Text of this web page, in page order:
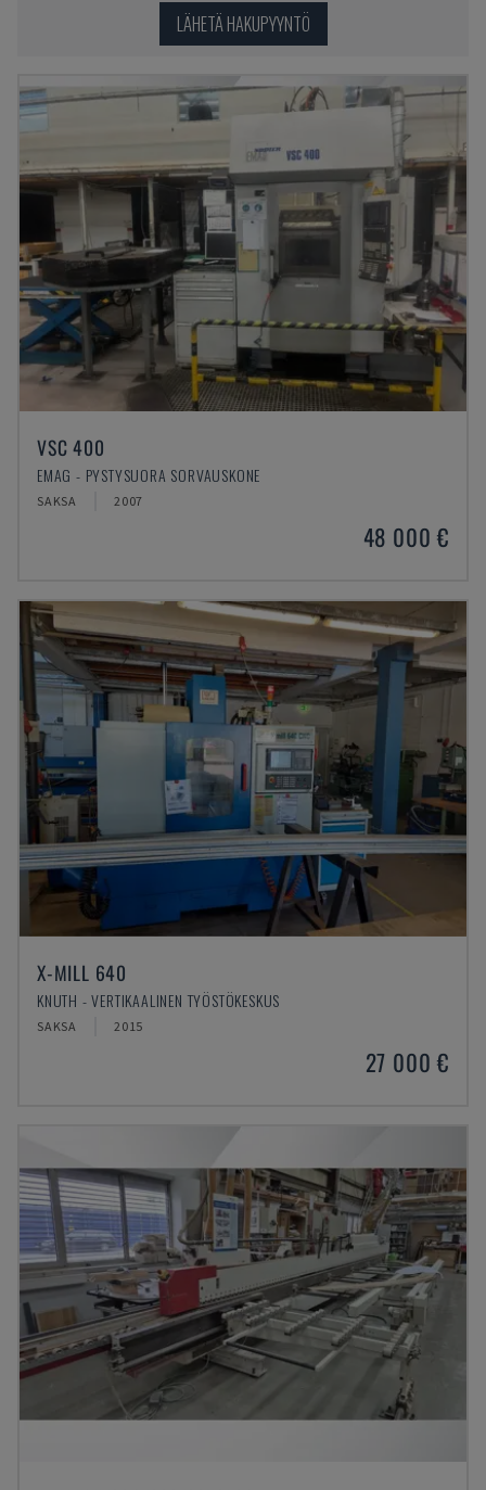
LÄHETÄ HAKUPYYNTÖ
VSC 400
EMAG - PYSTYSUORA SORVAUSKONE
SAKSA 2007
48 000 €
X-MILL 640
KNUTH - VERTIKAALINEN TYÖSTÖKESKUS
SAKSA 2015
27 000 €